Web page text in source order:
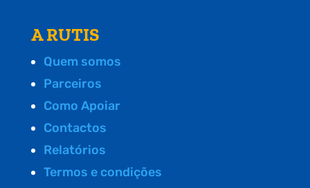
A RUTIS
Quem somos
Parceiros
Como Apoiar
Contactos
Relatórios
Termos e condições